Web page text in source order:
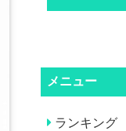
メニュー
ランキング